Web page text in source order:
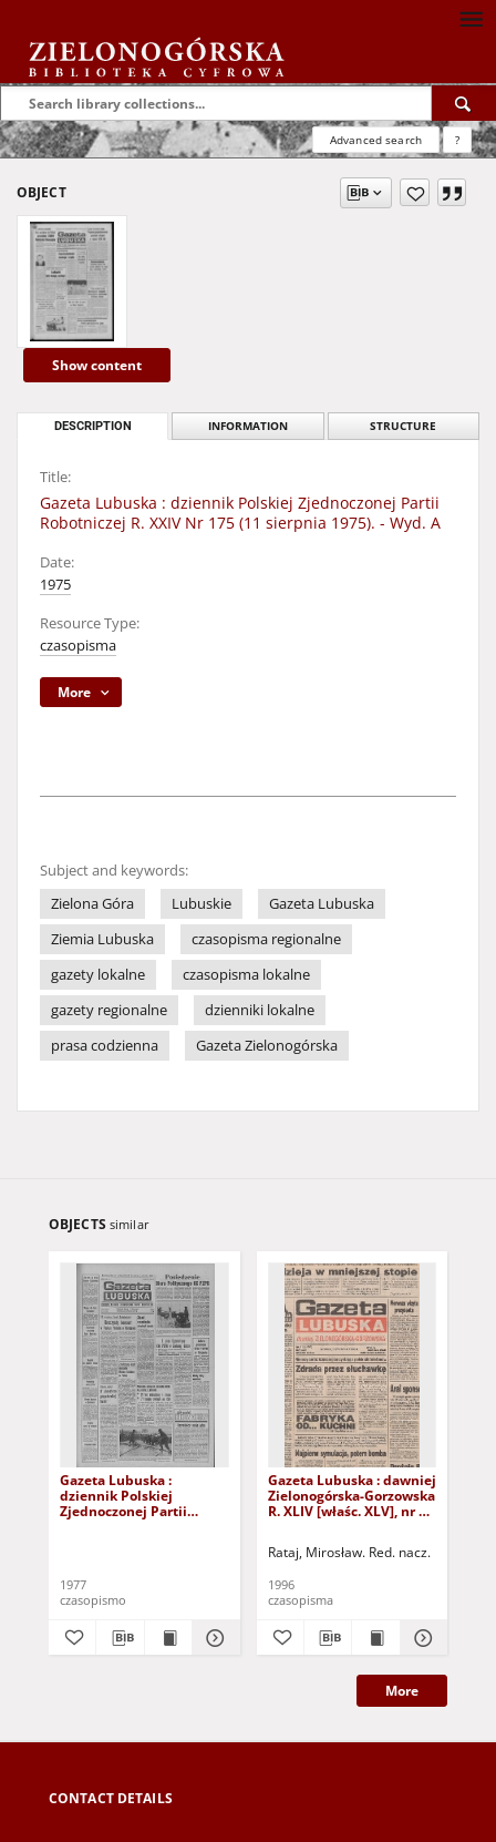
Advanced search ?
OBJECT
Show content
DESCRIPTION INFORMATION STRUCTURE
Title:
Gazeta Lubuska : dziennik Polskiej Zjednoczonej Partii
Robotniczej R. XXIV Nr 175 (11 sierpnia 1975). - Wyd. A
Date:
1975
Resource Type:
czasopisma
More
Subject and keywords:
Zielona Góra
Lubuskie
Gazeta Lubuska
Ziemia Lubuska
czasopisma regionalne
gazety lokalne
czasopisma lokalne
gazety regionalne
dzienniki lokalne
prasa codzienna
Gazeta Zielonogórska
OBJECTS similar
Gazeta Lubuska :
dziennik Polskiej
Zjednoczonej Partii
1977
czasopismo
Gazeta Lubuska : dawniej
Zielonogórska-Gorzowska
R. XLIV [właśc. XLV], nr 52
Rataj, Mirosław. Red. nacz.
1996
czasopisma
More
CONTACT DETAILS